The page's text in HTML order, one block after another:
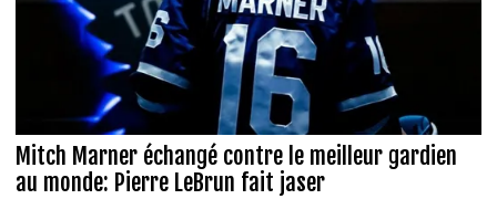
Mitch Marner échangé contre le meilleur gardien
au monde: Pierre LeBrun fait jaser